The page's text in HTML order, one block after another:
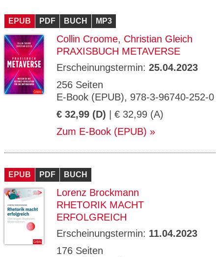
EPUB PDF BUCH MP3
Collin Croome, Christian Gleich
PRAXISBUCH METAVERSE
Erscheinungstermin: 25.04.2023
256 Seiten
E-Book (EPUB), 978-3-96740-252-0
€ 32,99 (D) | € 32,99 (A)
Zum E-Book (EPUB)
EPUB PDF BUCH
Lorenz Brockmann
RHETORIK MACHT
ERFOLGREICH
Erscheinungstermin: 11.04.2023
176 Seiten